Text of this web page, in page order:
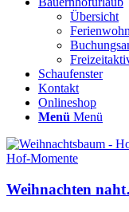
Übersicht
Schaufenster
Kontakt
Onlineshop
Menü Menü
Hof-Momente
Weihnachten